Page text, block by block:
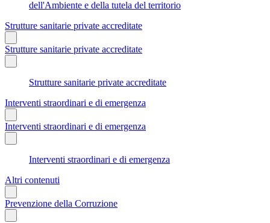
dell'Ambiente e della tutela del territorio
Strutture sanitarie private accreditate
Strutture sanitarie private accreditate
Strutture sanitarie private accreditate
Interventi straordinari e di emergenza
Interventi straordinari e di emergenza
Interventi straordinari e di emergenza
Altri contenuti
Prevenzione della Corruzione